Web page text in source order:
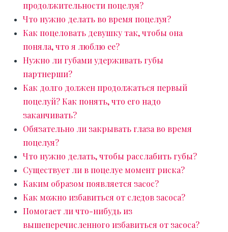
продолжительности поцелуя?
Что нужно делать во время поцелуя?
Как поцеловать девушку так, чтобы она
поняла, что я люблю ее?
Нужно ли губами удерживать губы
партнерши?
Как долго должен продолжаться первый
поцелуй? Как понять, что его надо
заканчивать?
Обязательно ли закрывать глаза во время
поцелуя?
Что нужно делать, чтобы расслабить губы?
Существует ли в поцелуе момент риска?
Каким образом появляется засос?
Как можно избавиться от следов засоса?
Помогает ли что-нибудь из
вышеперечисленного избавиться от засоса?